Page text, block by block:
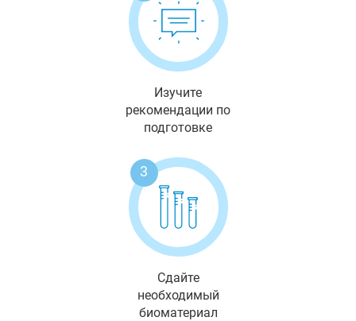
Изучите
рекомендации по
подготовке
3
Сдайте
необходимый
биоматериал